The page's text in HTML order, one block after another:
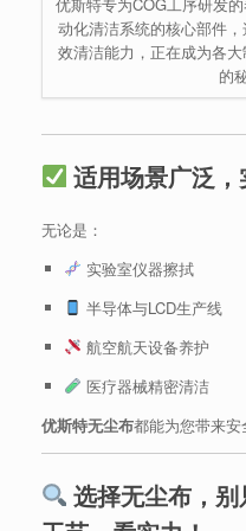
动化清洁系统的核心部件
效清洁能力，正在成为各
的
适用场景广泛
无论是：
实验室仪器擦拭
半导体与LCD生产线
航空航天设备养护
医疗器械精密清洁
优斯特无尘布都能为您带来安
选择无尘布，